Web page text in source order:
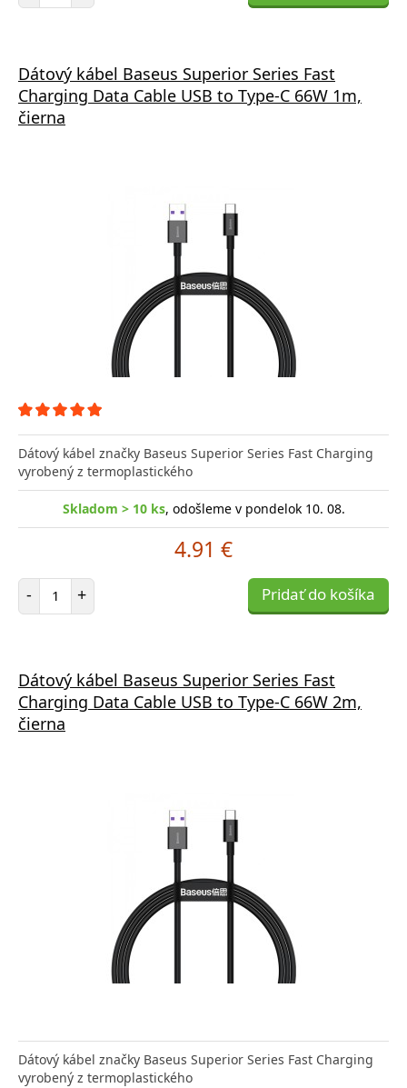
Dátový kábel Baseus Superior Series Fast
Charging Data Cable USB to Type-C 66W 1m,
čierna
Dátový kábel značky Baseus Superior Series Fast Charging
vyrobený z termoplastického
Skladom > 10 ks, odošleme v pondelok 10. 08.
4.91 €
- Počet položiek
+ Pridať do košíka
Dátový kábel Baseus Superior Series Fast
Charging Data Cable USB to Type-C 66W 2m,
čierna
Dátový kábel značky Baseus Superior Series Fast Charging
vyrobený z termoplastického